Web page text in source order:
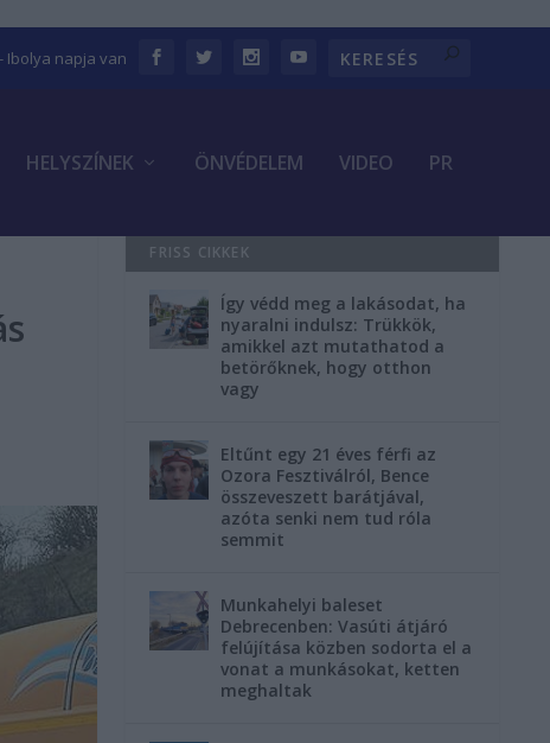
Ibolya napja van
HELYSZÍNEK ÖNVÉDELEM VIDEO PR
FRISS CIKKEK
Így védd meg a lakásodat, ha
nyaralni indulsz: Trükkök,
amikkel azt mutathatod a
betörőknek, hogy otthon
vagy
Eltűnt egy 21 éves férfi az
Ozora Fesztiválról, Bence
összeveszett barátjával,
azóta senki nem tud róla
semmit
Munkahelyi baleset
Debrecenben: Vasúti átjáró
felújítása közben sodorta el a
vonat a munkásokat, ketten
meghaltak